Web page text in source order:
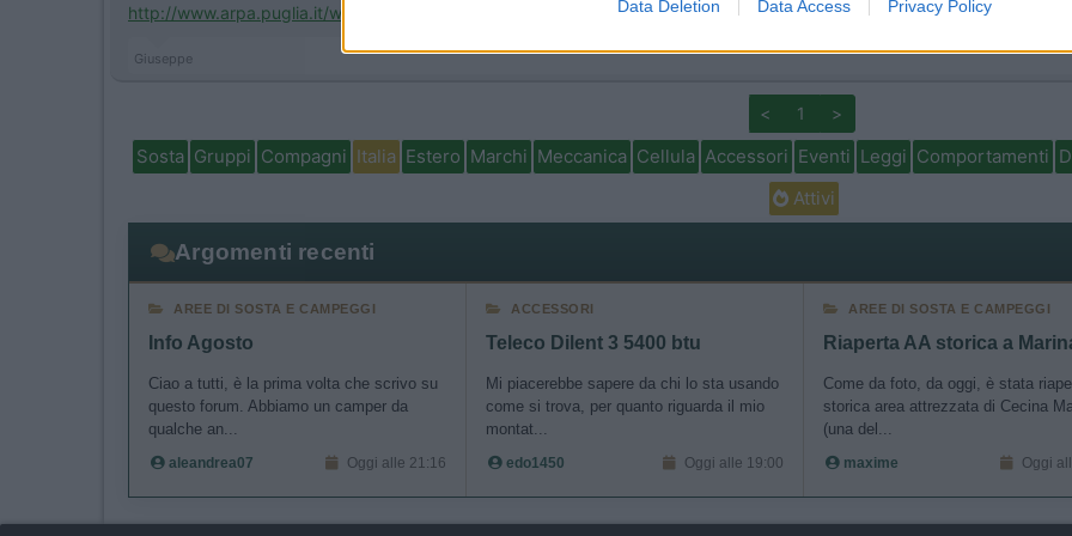
Data Deletion Data Access Privacy Policy
http://www.arpa.puglia.it/web/g...
Giuseppe
< 1 >
Sosta Gruppi Compagni Italia Estero Marchi Meccanica Cellula Accessori Eventi Leggi Comportamenti
Attivi
Argomenti recenti
AREE DI SOSTA E CAMPEGGI
Info Agosto
Ciao a tutti, è la prima volta che scrivo su
questo forum. Abbiamo un camper da
qualche an...
aleandrea07 Oggi alle 21:16
ACCESSORI
Teleco Dilent 3 5400 btu
Mi piacerebbe sapere da chi lo sta usando
come si trova, per quanto riguarda il mio
montat...
edo1450 Oggi alle 19:00
AREE DI SOSTA E CAMPEGGI
Come da foto, da oggi, è stata
storica area attrezzata di Cecina
(una del...
maxime Oggi